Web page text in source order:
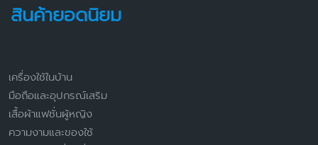
สินค้ายอดนิยม
เครื่องใช้ในบ้าน
มือถือและอุปกรณ์เสริม
เสื้อผ้าแฟชั่นผู้หญิง
ความงามและของใช้